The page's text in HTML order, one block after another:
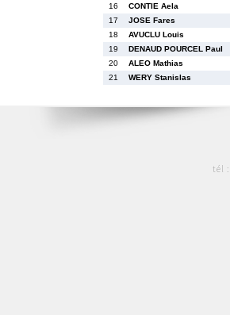
16
CONTIE Aela
17
JOSE Fares
18
AVUCLU Louis
19
DENAUD POURCEL Paul
20
ALEO Mathias
21
WERY Stanislas
tél :